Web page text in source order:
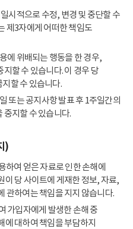
시적으로 수정, 변경 및 중단할 수
제3자에게 어떠한 책임도
에 위배되는 행동을 한 경우,
할 수 있습니다. 이 경우 당
할 수 있습니다.
또는 공지사항 발표 후 1주일간의
중지할 수 있습니다.
)
하여 얻은 자료로 인한 손해에
이 당 사이트에 게재한 정보, 자료,
관하여는 책임을 지지 않습니다.
가입자에게 발생한 손해 중
에 대하여 책임을 부담하지